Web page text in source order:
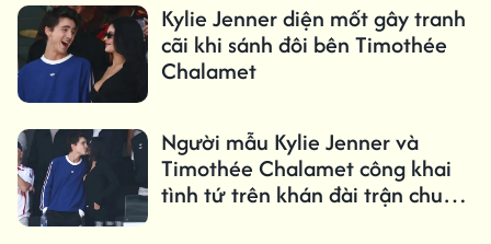
Kylie Jenner diện mốt gây tranh
cãi khi sánh đôi bên Timothée
Chalamet
Người mẫu Kylie Jenner và
Timothée Chalamet công khai
tình tứ trên khán đài trận chung